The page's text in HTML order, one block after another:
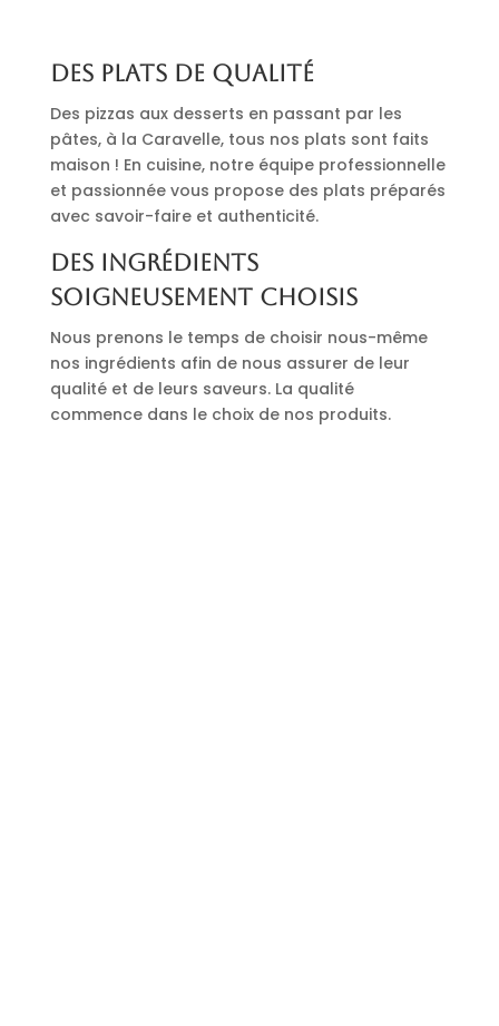
Des plats de qualité
Des pizzas aux desserts en passant par les
pâtes, à la Caravelle, tous nos plats sont faits
maison ! En cuisine, notre équipe professionnelle
et passionnée vous propose des plats préparés
avec savoir-faire et authenticité.
Des ingrédients
soigneusement choisis
Nous prenons le temps de choisir nous-même
nos ingrédients afin de nous assurer de leur
qualité et de leurs saveurs. La qualité
commence dans le choix de nos produits.